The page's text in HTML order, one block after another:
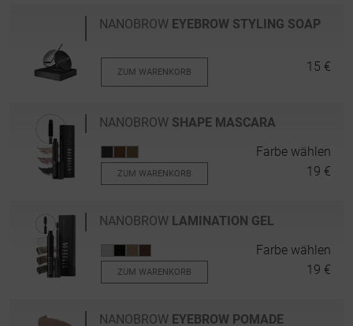
NANOBROW EYEBROW STYLING SOAP
ZUM WARENKORB 15 €
NANOBROW SHAPE MASCARA
Farbe wählen
ZUM WARENKORB 19 €
NANOBROW LAMINATION GEL
Farbe wählen
ZUM WARENKORB 19 €
NANOBROW EYEBROW POMADE